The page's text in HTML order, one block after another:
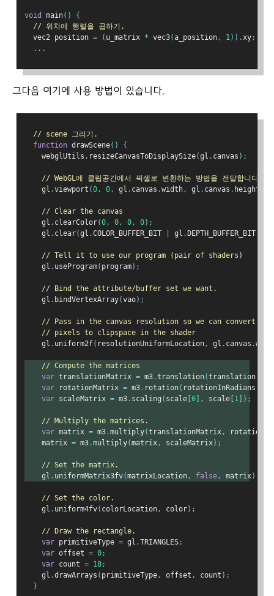
void main()
{
// 위치에 행렬을 곱하기.
  vec2 position
= ( u_matrix * vec3(a_position, 1)).xy;
...
그다음 여기에 사용 방법이 있습니다.
// scene 그리기.
function drawScene()
{
    webglUtils
. resizeCanvasToDisplaySize(gl . canvas );
// WebGL에 클립공간에서 픽셀로 변환하는 방법을 전달합니다.
    gl
.viewport (0, 0, gl . canvas .width, gl . canvas . height
// Clear the canvas
    gl
. clearColor(0, 0, 0, 0);
    gl
. clear(gl .COLOR_BUFFER_BIT gl . DEPTH_BUFFER_BIT
// Tell it to use our program (pair of shaders)
    gl
. useProgram( program);
// Bind the attribute/buffer set we want.
    gl
. bindVertexArray(vao);
// Pass in the canvas resolution so we can convert
// pixels to clipspace in the shader
    gl
. uniform2f( resolutionUniformLocation, gl . canvas .
// Compute the matrices
var translationMatrix = m3 .translation(translation
var rotationMatrix = m3 . rotation( rotationInRadians
var scaleMatrix = m3 . scaling ( scale 0 ], scale 1 ]);
// Multiply the matrices.
var matrix = m3 .multiply(translationMatrix,
    matrix
= m3 .multiply(matrix, scaleMatrix);
// Set the matrix.
    gl
. uniformMatrix3fv(matrixLocation, false, matrix);
// Set the color.
    gl
. uniform4fv( colorLocation, color);
// Draw the rectangle.
var primitiveType = gl .TRIANGLES;
var offset = 0;
var count = 18;
    gl
.drawArrays ( primitiveType, offset , count );
}